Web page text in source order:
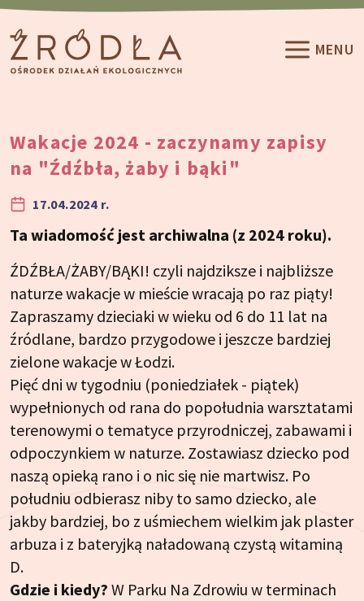
Przeskocz do treści
MENU
Wakacje 2024 - zaczynamy zapisy
na "Źdźbła, żaby i bąki"
17.04.2024 r.
Ta wiadomość jest archiwalna (z 2024 roku).
ŹDŹBŁA/ŻABY/BĄKI! czyli najdziksze i najbliższe
naturze wakacje w mieście wracają po raz piąty!
Zapraszamy dzieciaki w wieku od 6 do 11 lat na
źródlane, bardzo przygodowe i jeszcze bardziej
zielone wakacje w Łodzi.
Pięć dni w tygodniu (poniedziałek - piątek)
wypełnionych od rana do popołudnia warsztatami
terenowymi o tematyce przyrodniczej, zabawami i
odpoczynkiem w naturze. Zostawiasz dziecko pod
naszą opieką rano i o nic się nie martwisz. Po
południu odbierasz niby to samo dziecko, ale
jakby bardziej, bo z uśmiechem wielkim jak plaster
arbuza i z bateryjką naładowaną czystą witaminą
D.
Gdzie i kiedy? W Parku Na Zdrowiu w terminach